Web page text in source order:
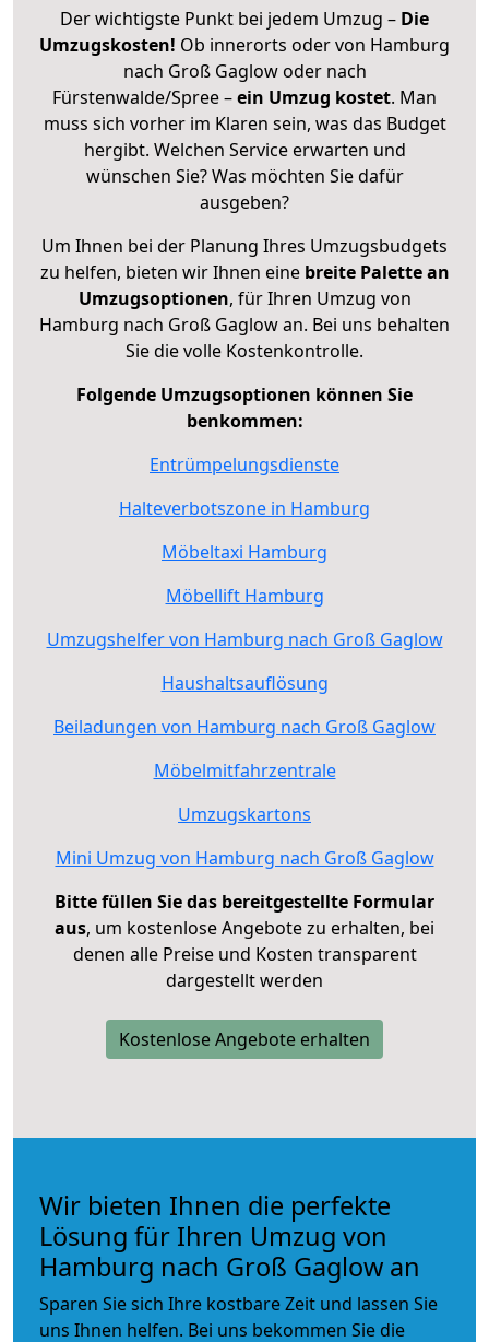
Der wichtigste Punkt bei jedem Umzug – Die
Umzugskosten! Ob innerorts oder von Hamburg
nach Groß Gaglow oder nach
Fürstenwalde/Spree –ein Umzug kostet. Man
muss sich vorher im Klaren sein, was das Budget
hergibt. Welchen Service erwarten und
wünschen Sie? Was möchten Sie dafür
ausgeben?
Um Ihnen bei der Planung Ihres Umzugsbudgets
zu helfen, bieten wir Ihnen eine breite Palette an
Umzugsoptionen, für Ihren Umzug von
Hamburg nach Groß Gaglow an. Bei uns behalten
Sie die volle Kostenkontrolle.
Folgende Umzugsoptionen können Sie
benkommen:
Entrümpelungsdienste
Halteverbotszone in Hamburg
Möbeltaxi Hamburg
Möbellift Hamburg
Umzugshelfer von Hamburg nach Groß Gaglow
Haushaltsauflösung
Beiladungen von Hamburg nach Groß Gaglow
Möbelmitfahrzentrale
Umzugskartons
Mini Umzug von Hamburg nach Groß Gaglow
Bitte füllen Sie das bereitgestellte Formular
aus, um kostenlose Angebote zu erhalten, bei
denen alle Preise und Kosten transparent
dargestellt werden
Kostenlose Angebote erhalten
Wir bieten Ihnen die perfekte
Lösung für Ihren Umzug von
Hamburg nach Groß Gaglow an
Sparen Sie sich Ihre kostbare Zeit und lassen Sie
uns Ihnen helfen. Bei uns bekommen Sie die